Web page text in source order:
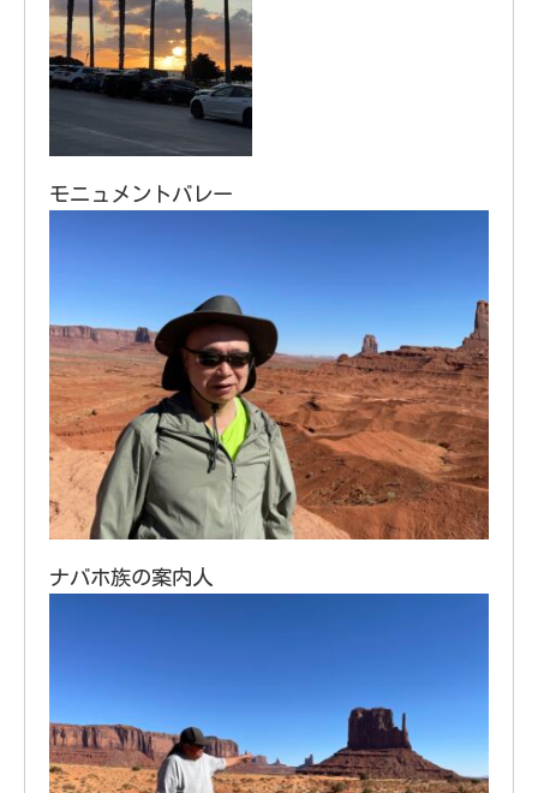
モニュメントバレー
ナバホ族の案内人